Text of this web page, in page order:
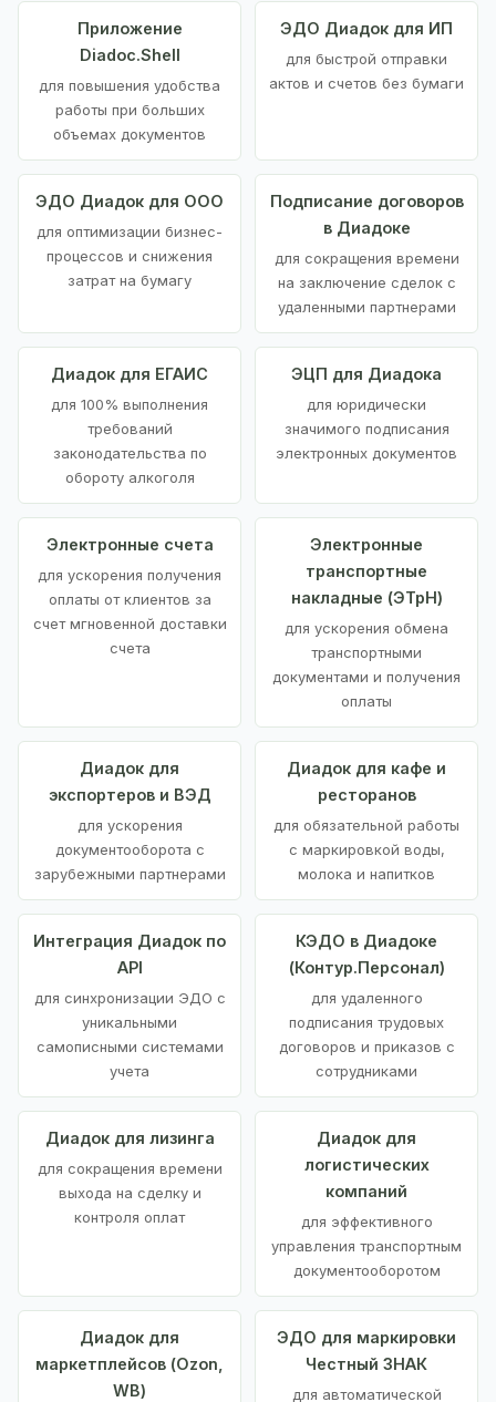
Приложение
Diadoc.Shell
для повышения удобства
работы при больших
объемах документов
ЭДО Диадок для ИП
для быстрой отправки
актов и счетов без бумаги
ЭДО Диадок для ООО
для оптимизации бизнес-
процессов и снижения
затрат на бумагу
Подписание договоров
в Диадоке
для сокращения времени
на заключение сделок с
удаленными партнерами
Диадок для ЕГАИС
для 100% выполнения
требований
законодательства по
обороту алкоголя
ЭЦП для Диадока
для юридически
значимого подписания
электронных документов
Электронные счета
для ускорения получения
оплаты от клиентов за
счет мгновенной доставки
счета
Электронные
транспортные
накладные (ЭТрН)
для ускорения обмена
транспортными
документами и получения
оплаты
Диадок для
экспортеров и ВЭД
для ускорения
документооборота с
зарубежными партнерами
Диадок для кафе и
ресторанов
для обязательной работы
с маркировкой воды,
молока и напитков
Интеграция Диадок по
API
для синхронизации ЭДО с
уникальными
самописными системами
учета
КЭДО в Диадоке
(Контур.Персонал)
для удаленного
подписания трудовых
договоров и приказов с
сотрудниками
Диадок для лизинга
для сокращения времени
выхода на сделку и
контроля оплат
Диадок для
логистических
компаний
для эффективного
управления транспортным
документооборотом
Диадок для
маркетплейсов (Ozon,
WB)
ЭДО для маркировки
Честный ЗНАК
для автоматической